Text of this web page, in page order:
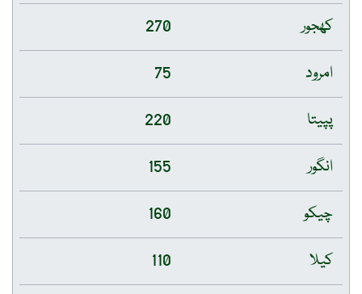
کھجور
270
امرود
75
پپیتا
220
انگور
155
چیکو
160
کیلا
110